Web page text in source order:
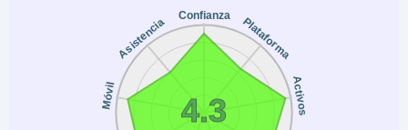
Confianza Plataforma
Activos
Móvil
Asistencia
4.3